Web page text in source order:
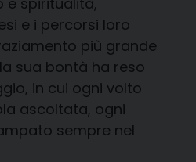
e i percorsi loro
più grande
sua bontà ha reso
in cui ogni volto
ascoltata, ogni
sempre nel